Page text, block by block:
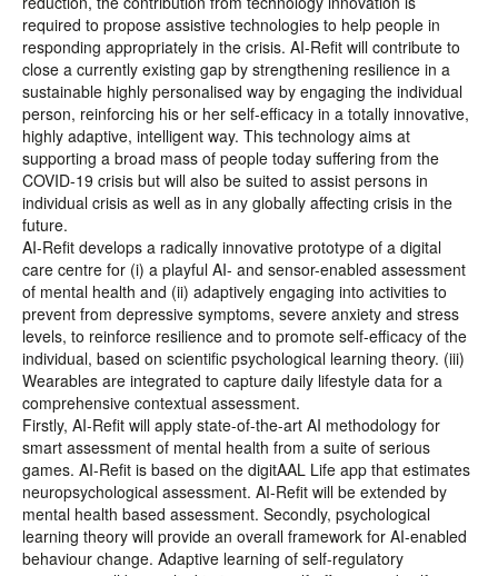
required to propose assistive technologies to help people in
responding appropriately in the crisis. AI-Refit will contribute to
close a currently existing gap by strengthening resilience in a
sustainable highly personalised way by engaging the individual
person, reinforcing his or her self-efficacy in a totally innovative,
highly adaptive, intelligent way. This technology aims at
supporting a broad mass of people today suffering from the
COVID-19 crisis but will also be suited to assist persons in
individual crisis as well as in any globally affecting crisis in the
future.
AI-Refit develops a radically innovative prototype of a digital
care centre for (i) a playful AI- and sensor-enabled assessment
of mental health and (ii) adaptively engaging into activities to
prevent from depressive symptoms, severe anxiety and stress
levels, to reinforce resilience and to promote self-efficacy of the
individual, based on scientific psychological learning theory. (iii)
Wearables are integrated to capture daily lifestyle data for a
comprehensive contextual assessment.
Firstly, AI-Refit will apply state-of-the-art AI methodology for
smart assessment of mental health from a suite of serious
games. AI-Refit is based on the digitAAL Life app that estimates
neuropsychological assessment. AI-Refit will be extended by
mental health based assessment. Secondly, psychological
learning theory will provide an overall framework for AI-enabled
behaviour change. Adaptive learning of self-regulatory